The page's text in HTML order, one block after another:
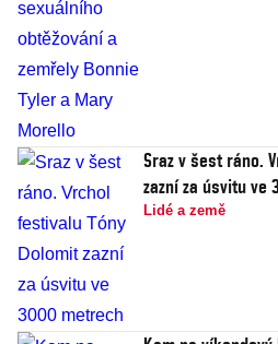
Sraz v šest ráno.
zazní za úsvitu ve
Lidé a země